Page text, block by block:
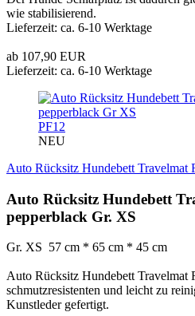
wie stabilisierend.
Lieferzeit: ca. 6-10 Werktage
ab 107,90 EUR
Lieferzeit: ca. 6-10 Werktage
PF12
NEU
Auto Rücksitz Hundebett Travelmat
Auto Rücksitz Hundebett
pepperblack Gr. XS
Gr. XS 57 cm * 65 cm * 45 cm
Auto Rücksitz Hundebett Travelmat
schmutzresistenten und leicht zu
Kunstleder gefertigt.